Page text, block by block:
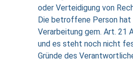
oder Verteidigung von
Die betroffene Person hat
Verarbeitung gem. Art. 21
und es steht noch nicht
Gründe des